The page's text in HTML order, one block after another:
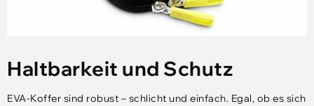
Haltbarkeit und Schutz
EVA-Koffer sind robust – schlicht und einfach. Egal, ob es sich